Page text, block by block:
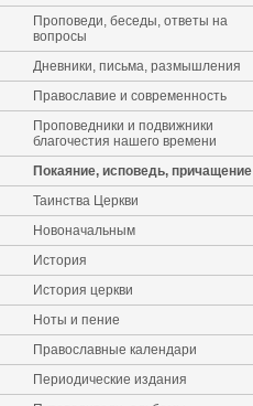
Проповеди, беседы, ответы на
вопросы
Дневники, письма, размышления
Православие и современность
Проповедники и подвижники
благочестия нашего времени
Покаяние, исповедь, причащение
Таинства Церкви
Новоначальным
История
История церкви
Ноты и пение
Православные календари
Периодические издания